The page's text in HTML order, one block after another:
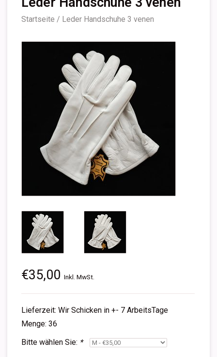
Startseite / Leder Handschuhe 3 venen
€35,00 Inkl. MwSt.
Lieferzeit: Wir Schicken in +- 7 ArbeitsTage
Menge: 36
Bitte wählen Sie: *